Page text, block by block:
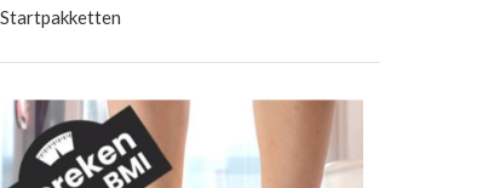
Startpakketten